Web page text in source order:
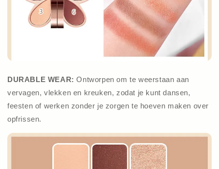
DURABLE WEAR:Ontworpen om te weerstaan aan
vervagen, vlekken en kreuken, zodat je kunt dansen,
feesten of werken zonder je zorgen te hoeven maken over
opfrissen.